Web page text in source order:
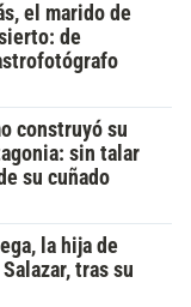
el marido de
de
construyó su
sin talar
su cuñado
la hija de
tras su